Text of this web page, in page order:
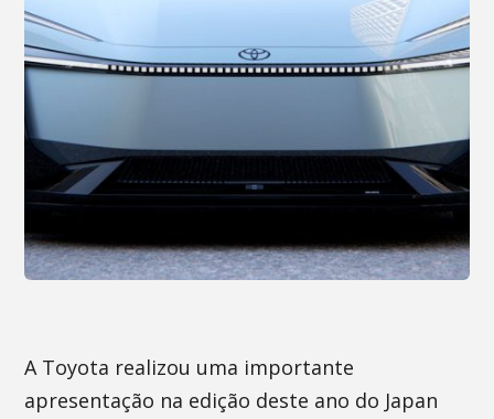
A Toyota realizou uma importante
apresentação na edição deste ano do Japan